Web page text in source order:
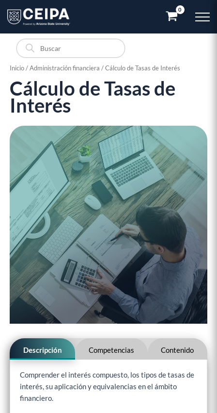
Búsqueda
de
productos
Inicio/Administración financiera / Cálculo de Tasas de Interés
Cálculo de Tasas de
Interés
Descripción Competencias Contenido
Comprender el interés compuesto, los tipos de tasas de
interés, su aplicación y equivalencias en el ámbito
financiero.
Cálculo
de
Tasas
de